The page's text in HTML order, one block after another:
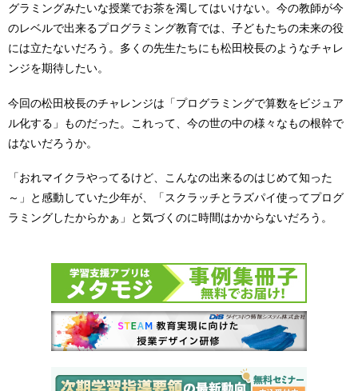
グラミングみたいな授業でお茶を濁してはいけない。今の教師が今
のレベルで出来るプログラミング教育では、子どもたちの未来の役
には立たないだろう。多くの先生たちにも松田校長のようなチャレ
ンジを期待したい。
今回の松田校長のチャレンジは「プログラミングで算数をビジュア
ル化する」ものだった。これって、今の世の中の様々なもの根幹で
はないだろうか。
「おれマイクラやってるけど、こんなの出来るのはじめて知った
～」と感動していた少年が、「スクラッチとラズパイ使ってプログ
ラミングしたからかぁ」と気づくのに時間はかからないだろう。